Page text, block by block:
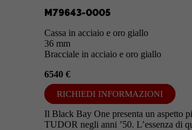
M79643-0005
Cassa in acciaio e oro giallo
36 mm
Bracciale in acciaio e oro giallo
6540 €
RICHIEDI INFORMAZIONI
Il Black Bay One presenta un aspetto
TUDOR negli anni ’50. L’essenza di